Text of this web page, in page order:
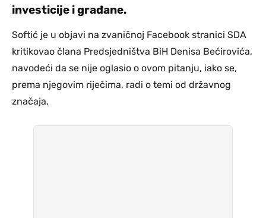
investicije i građane.
Softić je u objavi na zvaničnoj Facebook stranici SDA
kritikovao člana Predsjedništva BiH Denisa Bećirovića,
navodeći da se nije oglasio o ovom pitanju, iako se,
prema njegovim riječima, radi o temi od državnog
značaja.